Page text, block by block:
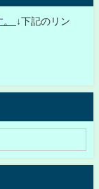
。
↓下記のリン